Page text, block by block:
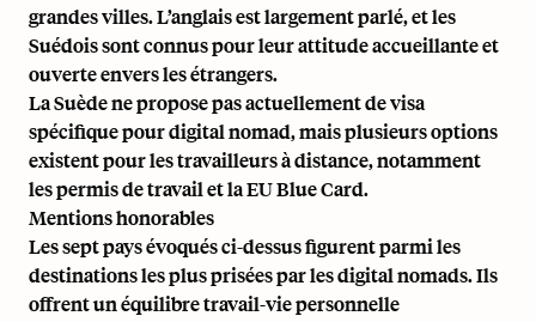
grandes villes. L’anglais est largement parlé, et les
Suédois sont connus pour leur attitude accueillante et
ouverte envers les étrangers.
La Suède ne propose pas actuellement de visa
spécifique pour digital nomad, mais plusieurs options
existent pour les travailleurs à distance, notamment
les permis de travail et la EU Blue Card.
Mentions honorables
Les sept pays évoqués ci-dessus figurent parmi les
destinations les plus prisées par les digital nomads. Ils
offrent un équilibre travail-vie personnelle